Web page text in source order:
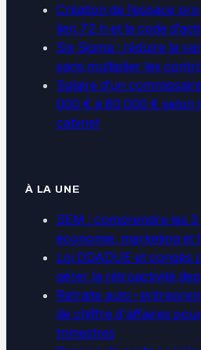
Création de l’espace
lien 72 h et le code
Six Sigma : réduire la
sans multiplier les
Salaire d’un
000 € à 80 000 € selon
cabinet
À LA UNE
SEM : comprendre les
économie, marketing et
Loi DDADUE et congés
gérer la rétroactivité
Retraite auto-
de chiffre d'affaires
trimestres